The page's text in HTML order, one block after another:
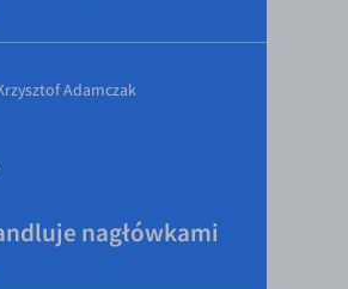
Adamczak
nagłówkami